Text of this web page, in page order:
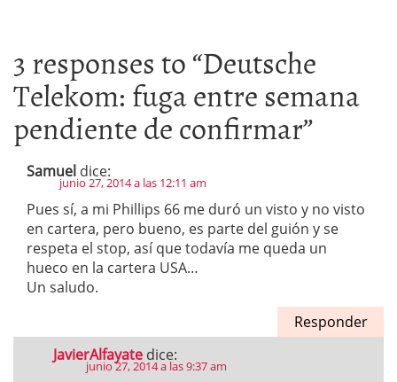
3 responses to “Deutsche
Telekom: fuga entre semana
pendiente de confirmar”
Samuel dice:
junio 27, 2014 a las 12:11 am
Pues sí, a mi Phillips 66 me duró un visto y no visto
en cartera, pero bueno, es parte del guión y se
respeta el stop, así que todavía me queda un
hueco en la cartera USA…
Un saludo.
Responder
JavierAlfayate dice:
junio 27, 2014 a las 9:37 am